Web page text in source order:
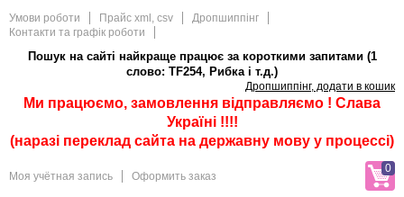
Умови роботи Прайс xml, csv
Дропшиппінг
Контакти та графік роботи
Пошук на сайті найкраще працює за короткими запитами (1
слово: TF254, Рибка і т.д.)
Дропшиппінг, додати в кошик
Ми працюємо, замовлення відправляємо ! Слава
Україні !!!!
(наразі переклад сайта на державну мову у процессі)
Моя учётная запись Оформить заказ
0